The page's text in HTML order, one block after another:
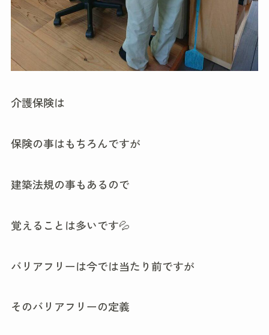
介護保険は
保険の事はもちろんですが
建築法規の事もあるので
覚えることは多いです💦
バリアフリーは今では当たり前ですが
そのバリアフリーの定義